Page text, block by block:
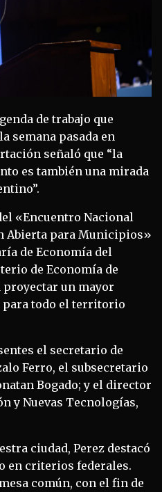
de trabajo que
semana pasada en
señaló que “la
es también una mirada
«Encuentro Nacional
Abierta para Municipios»
de Economía del
de Economía de
proyectar un mayor
todo el territorio
el secretario de
Ferro, el subsecretario
Bogado; y el director
y Nuevas Tecnologías,
ciudad, Perez destacó
en criterios federales.
común, con el fin de